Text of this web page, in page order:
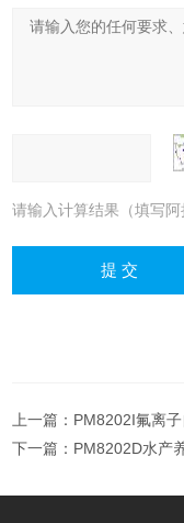
请输入计算结果（填写
上一篇： PM8202I氟离
下一篇： PM8202D水产